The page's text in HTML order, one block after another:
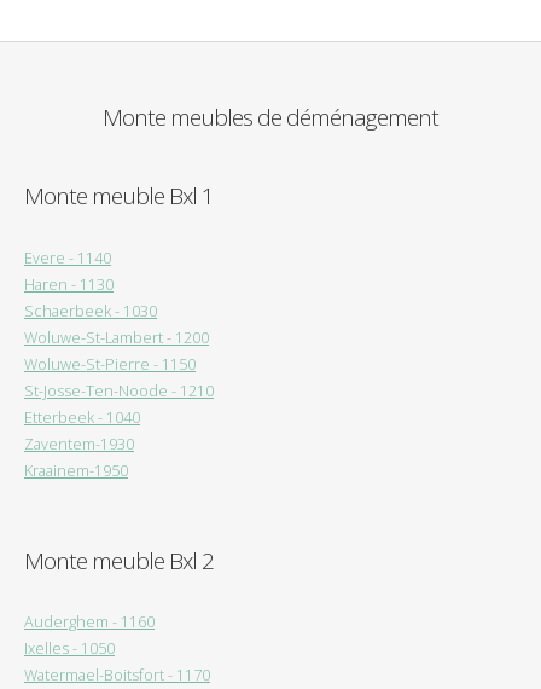
Monte meubles de déménagement
Monte meuble Bxl 1
Evere - 1140
Haren - 1130
Schaerbeek - 1030
Woluwe-St-Lambert - 1200
Woluwe-St-Pierre - 1150
St-Josse-Ten-Noode - 1210
Etterbeek - 1040
Zaventem-1930
Kraainem-1950
Monte meuble Bxl 2
Auderghem - 1160
Ixelles - 1050
Watermael-Boitsfort - 1170